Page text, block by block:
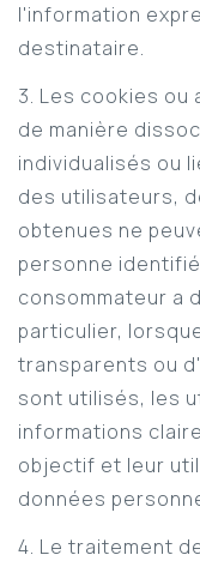
l'information
destinataire.
3. Les cookies
de manière
individualisés ou
des utilisateurs,
obtenues ne
personne
consommateur a
particulier,
transparents ou
sont utilisés, les
informations
objectif et leur
données
4. Le traitement